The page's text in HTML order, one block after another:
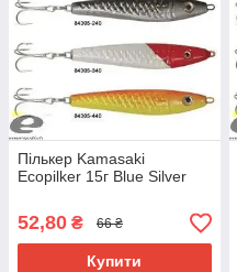
Пількер Kamasaki
Ecopilker 15г Blue Silver
52,80 ₴ 66 ₴
Купити